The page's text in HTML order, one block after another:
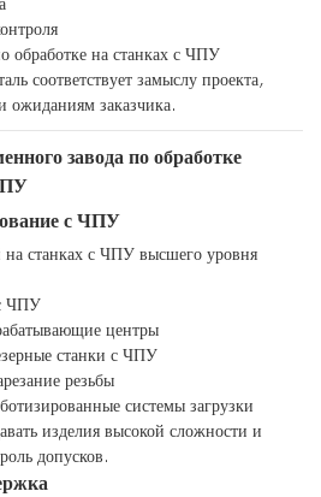
обработке на станках с ЧПУ
соответствует замыслу проекта,
ожиданиям заказчика.
завода по обработке
с ЧПУ
на станках с ЧПУ высшего уровня
ЧПУ
центры
станки с ЧПУ
резьбы
системы загрузки
изделия высокой сложности и
допусков.